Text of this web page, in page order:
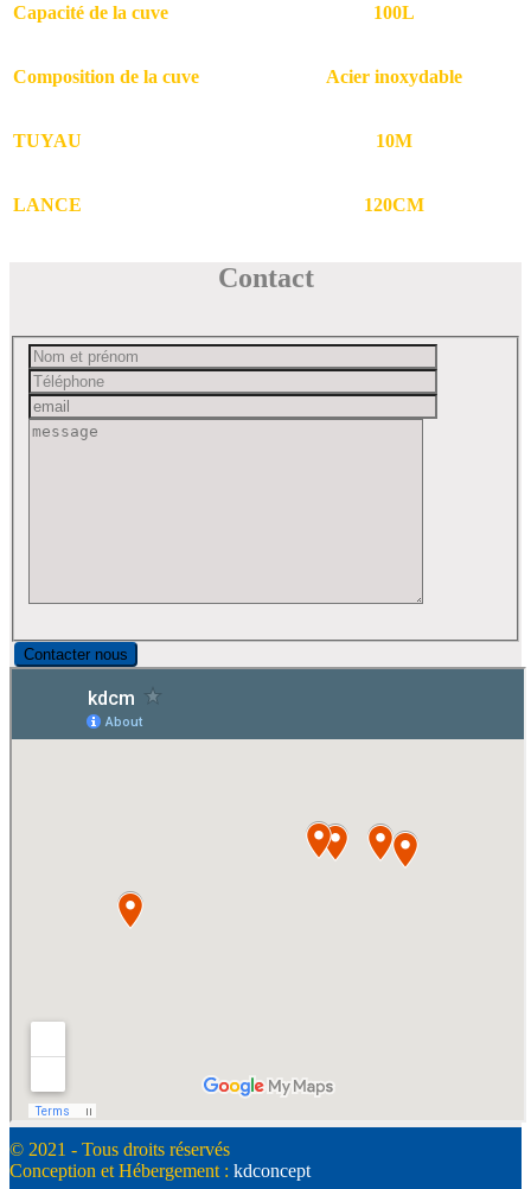
Capacité de la cuve 100L
Composition de la cuve Acier inoxydable
TUYAU 10M
LANCE 120CM
Contact
© 2021 - Tous droits réservés
Conception et Hébergement : kdconcept